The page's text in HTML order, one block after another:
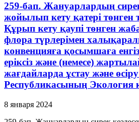
259-бап. Жануарлардың сирек
жойылып кету қатері төнген
Құрып кету қаупі төнген
флора түрлерімен
конвенцияға қосымшаға
еріксіз және (немесе)
жағдайларда ұстау және
Республикасының Экология
8 января 2024